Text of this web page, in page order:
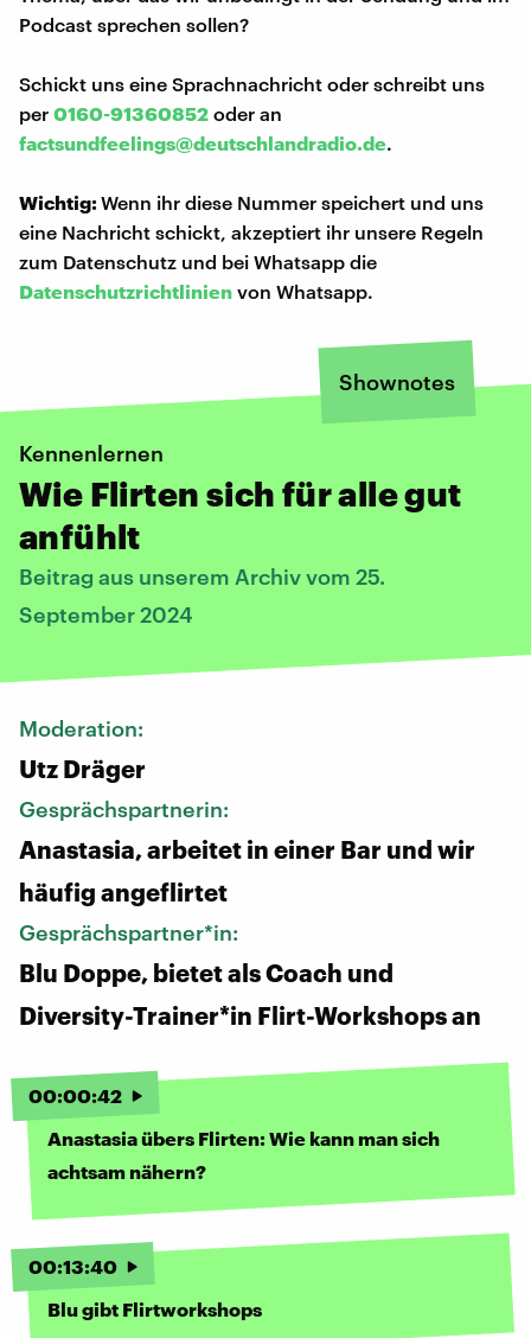
Podcast sprechen sollen?
Schickt uns eine Sprachnachricht oder schreibt uns
per 0160-91360852 oder an
factsundfeelings@deutschlandradio.de.
Wichtig:Wenn ihr diese Nummer speichert und uns
eine Nachricht schickt, akzeptiert ihr unsere Regeln
zum Datenschutz und bei Whatsapp die
Datenschutzrichtlinien von Whatsapp.
Shownotes
Kennenlernen
Wie Flirten sich für alle gut
anfühlt
Beitrag aus unserem Archiv vom 25.
September 2024
Moderation:
Utz Dräger
Gesprächspartnerin:
Anastasia, arbeitet in einer Bar und wir
häufig angeflirtet
Gesprächspartner*in:
Blu Doppe, bietet als Coach und
Diversity-Trainer*in Flirt-Workshops an
00:00:42
Anastasia übers Flirten: Wie kann man sich
achtsam nähern?
00:13:40
Blu gibt Flirtworkshops